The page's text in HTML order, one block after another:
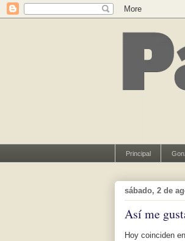
Principal
sábado, 2 de
Así me
Hoy coinciden en